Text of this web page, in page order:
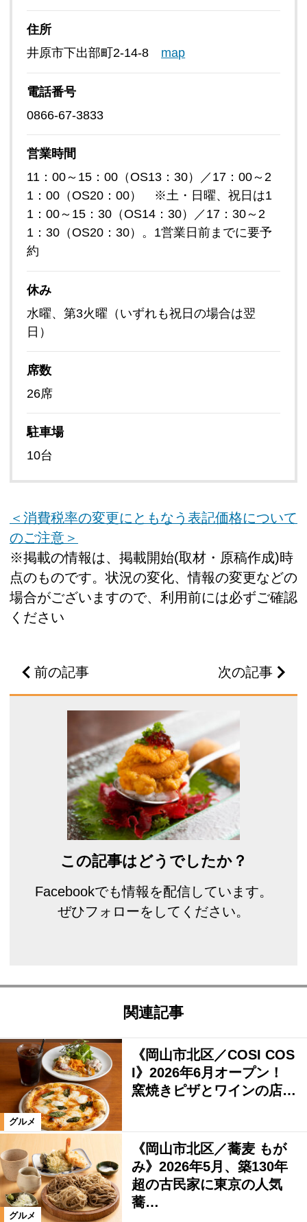
住所
井原市下出部町2-14-8 map
電話番号
0866-67-3833
営業時間
11：00～15：00（OS13：30）／17：00～2
1：00（OS20：00） ※土・日曜、祝日は1
1：00～15：30（OS14：30）／17：30～2
1：30（OS20：30）。1営業日前までに要予
約
休み
水曜、第3火曜（いずれも祝日の場合は翌
日）
席数
26席
駐車場
10台
＜消費税率の変更にともなう表記価格について
のご注意＞
※掲載の情報は、掲載開始(取材・原稿作成)時
点のものです。状況の変化、情報の変更などの
場合がございますので、利用前には必ずご確認
ください
前の記事 次の記事
この記事はどうでしたか？
Facebookでも情報を配信しています。
ぜひフォローをしてください。
関連記事
グルメ
《岡山市北区／COSI COS
I》2026年6月オープン！
窯焼きピザとワインの店…
グルメ
《岡山市北区／蕎麦 もが
み》2026年5月、築130年
超の古民家に東京の人気
蕎…